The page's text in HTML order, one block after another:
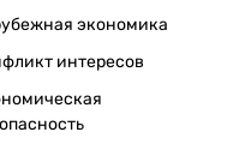
экономика
интересов